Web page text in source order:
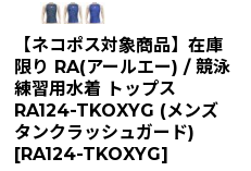
【ネコポス対象商品】在庫
限り RA(アールエー) / 競泳
練習用水着 トップス
RA124-TKOXYG (メンズ
タンクラッシュガード)
[RA124-TKOXYG]